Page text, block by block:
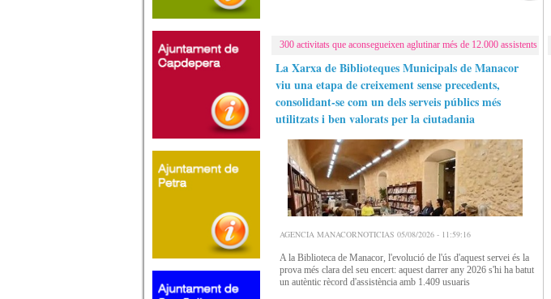
300 activitats que aconsegueixen aglutinar més de 12.000 assistents
La Xarxa de Biblioteques Municipals de Manacor
viu una etapa de creixement sense precedents,
consolidant-se com un dels serveis públics més
utilitzats i ben valorats per la ciutadania
AGENCIA MANACORNOTICIAS 05/08/2026 - 11:59:16
A la Biblioteca de Manacor, l'evolució de l'ús d'aquest servei és la
prova més clara del seu encert: aquest darrer any 2026 s'hi ha batut
un autèntic rècord d'assistència amb 1.409 usuaris